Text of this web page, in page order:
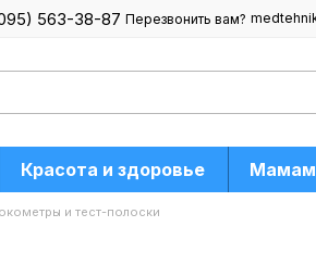
563-38-87 Перезвонить вам?
Красота и здоровье Мамам
и тест-полоски